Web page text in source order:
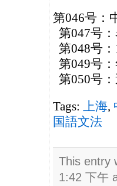
第046号：
第047号
第048号
第049号
第050号
Tags: 上海,
国語文法
This entry
1:42 下午